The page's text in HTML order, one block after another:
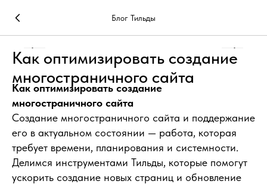
Блог Тильды
Как оптимизировать создание
многостраничного сайта
Как оптимизировать создание
многостраничного сайта
Создание многостраничного сайта и поддержание
его в актуальном состоянии — работа, которая
требует времени, планирования и системности.
Делимся инструментами Тильды, которые помогут
ускорить создание новых страниц и обновление